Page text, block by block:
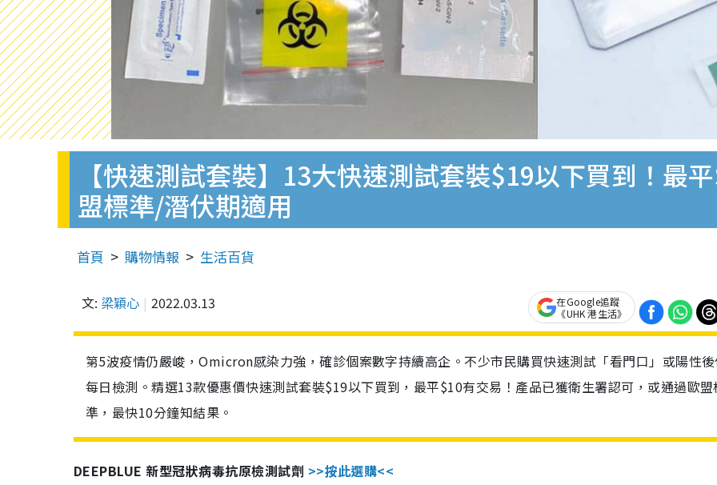
【快速測試套裝】13大快速測試套裝$19以下買到！最
盟標準/潛伏期適用
首頁 購物情報 生活百貨
文: 梁穎心 2022.03.13
在Google追蹤
《UHK 港生活》
第5波疫情仍嚴峻，Omicron感染力強，確診個案數字持續高企。不少市民購買快速測試「看門口」或陽性
每日檢測。精選13款優惠價快速測試套裝$19以下買到，最平$10有交易！產品已獲衛生署認可，或通過歐盟
準，最快10分鐘知結果。
DEEPBLUE 新型冠狀病毒抗原檢測試劑 >>按此選購<<